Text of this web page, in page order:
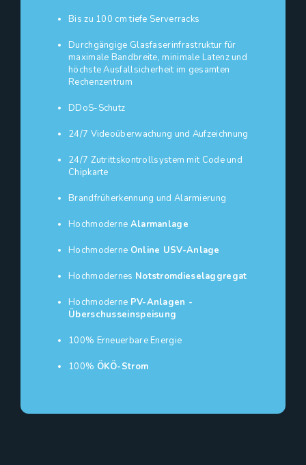
Bis zu 100 cm tiefe Serverracks
Durchgängige Glasfaserinfrastruktur für
maximale Bandbreite, minimale Latenz und
höchste Ausfallsicherheit im gesamten
Rechenzentrum
DDoS-Schutz
24/7 Videoüberwachung und Aufzeichnung
24/7 Zutrittskontrollsystem mit Code und
Chipkarte
Brandfrüherkennung und Alarmierung
Hochmoderne Alarmanlage
Hochmoderne Online USV-Anlage
Hochmodernes Notstromdieselaggregat
Hochmoderne PV-Anlagen -
Überschusseinspeisung
100% Erneuerbare Energie
100% ÖKÖ-Strom